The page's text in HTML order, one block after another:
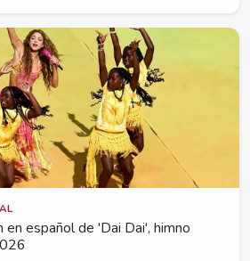
en español de 'Dai Dai', himno